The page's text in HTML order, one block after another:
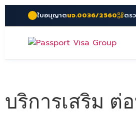
ใบอนุญาตนจ.0036/2560 ตร
บริการเสริม